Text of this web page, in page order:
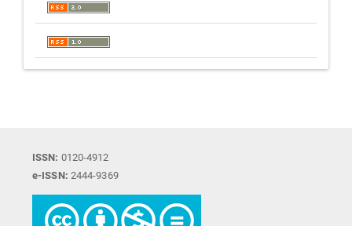
ISSN: 0120-4912
e-ISSN: 2444-9369